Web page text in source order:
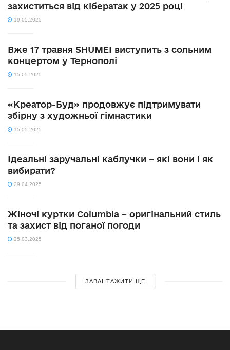
захиститься від кібератак у 2025 році
19.05.2025
Вже 17 травня SHUMEI виступить з сольним
концертом у Тернополі
15.05.2025
«Креатор-Буд» продовжує підтримувати
збірну з художньої гімнастики
15.05.2025
Ідеальні заручальні каблучки – які вони і як
вибирати?
29.04.2025
Жіночі куртки Columbia – оригінальний стиль
та захист від поганої погоди
25.03.2025
ЗАВАНТАЖИТИ ЩЕ